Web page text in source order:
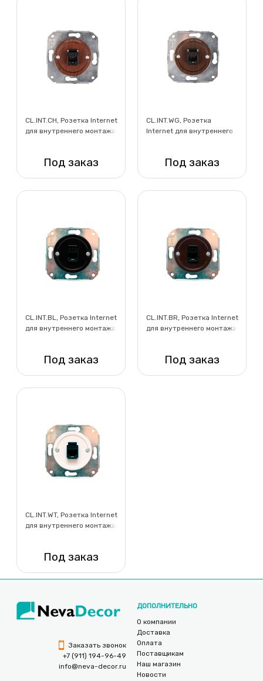
CL.INT.CH, Розетка Internet
для внутреннего монтажа,
Под заказ
Нет в наличии
CL.INT.WG, Розетка
Internet для внутреннего
Под заказ
Нет в наличии
CL.INT.BL, Розетка Internet
для внутреннего монтажа,
Под заказ
Нет в наличии
CL.INT.BR, Розетка Internet
для внутреннего монтажа,
Под заказ
CL.INT.WT, Розетка Internet
для внутреннего монтажа,
Под заказ
Нет в наличии
Заказать звонок
+7 (911) 194-96-49
info@neva-decor.ru
ДОПОЛНИТЕЛЬНО
О компании
Доставка
Оплата
Поставщикам
Наш магазин
Новости